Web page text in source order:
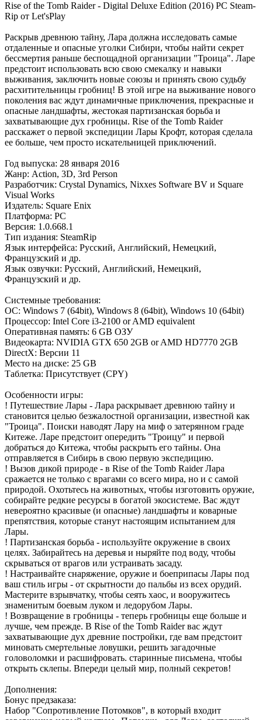
Rise of the Tomb Raider - Digital Deluxe Edition (2016) PC Steam-
Rip от Let'sPlay
Раскрыв древнюю тайну, Лара должна исследовать самые
отдаленные и опасные уголки Сибири, чтобы найти секрет
бессмертия раньше беспощадной организации "Троица". Ларе
предстоит использовать всю свою смекалку и навыки
выживания, заключить новые союзы и принять свою судьбу
расхитительницы гробниц! В этой игре на выживание нового
поколения вас ждут динамичные приключения, прекрасные и
опасные ландшафты, жестокая партизанская борьба и
захватывающие дух гробницы. Rise of the Tomb Raider
расскажет о первой экспедиции Лары Крофт, которая сделала
ее больше, чем просто искательницей приключений.
Год выпуска: 28 января 2016
Жанр: Action, 3D, 3rd Person
Разработчик: Crystal Dynamics, Nixxes Software BV и Square
Visual Works
Издатель: Square Enix
Платформа: РС
Версия: 1.0.668.1
Тип издания: SteamRip
Язык интерфейса: Русский, Английский, Немецкий,
Французский и др.
Язык озвучки: Русский, Английский, Немецкий,
Французский и др.
Системные требования:
ОС: Windows 7 (64bit), Windows 8 (64bit), Windows 10 (64bit)
Процессор: Intel Core i3-2100 or AMD equivalent
Оперативная память: 6 GB ОЗУ
Видеокарта: NVIDIA GTX 650 2GB or AMD HD7770 2GB
DirectX: Версии 11
Место на диске: 25 GB
Таблетка: Присутствует (CPY)
Особенности игры:
! Путешествие Лары - Лара раскрывает древнюю тайну и
становится целью безжалостной организации, известной как
"Троица". Поиски наводят Лару на миф о затерянном граде
Китеже. Ларе предстоит опередить "Троицу" и первой
добраться до Китежа, чтобы раскрыть его тайны. Она
отправляется в Сибирь в свою первую экспедицию.
! Вызов дикой природе - в Rise of the Tomb Raider Лара
сражается не только с врагами со всего мира, но и с самой
природой. Охотьтесь на животных, чтобы изготовить оружие,
собирайте редкие ресурсы в богатой экосистеме. Вас ждут
невероятно красивые (и опасные) ландшафты и коварные
препятствия, которые станут настоящим испытанием для
Лары.
! Партизанская борьба - используйте окружение в своих
целях. Забирайтесь на деревья и ныряйте под воду, чтобы
скрываться от врагов или устраивать засаду.
! Настраивайте снаряжение, оружие и боеприпасы Лары под
ваш стиль игры - от скрытности до пальбы из всех орудий.
Мастерите взрывчатку, чтобы сеять хаос, и вооружитесь
знаменитым боевым луком и ледорубом Лары.
! Возвращение в гробницы - теперь гробницы еще больше и
лучше, чем прежде. В Rise of the Tomb Raider вас ждут
захватывающие дух древние постройки, где вам предстоит
миновать смертельные ловушки, решить загадочные
головоломки и расшифровать. старинные письмена, чтобы
открыть склепы. Впереди целый мир, полный секретов!
Дополнения:
Бонус предзаказа:
Набор "Сопротивление Потомков", в который входит